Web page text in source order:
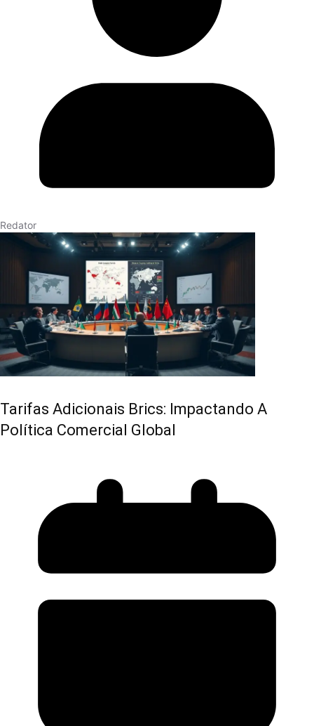
Redator
Tarifas Adicionais Brics: Impactando A
Política Comercial Global